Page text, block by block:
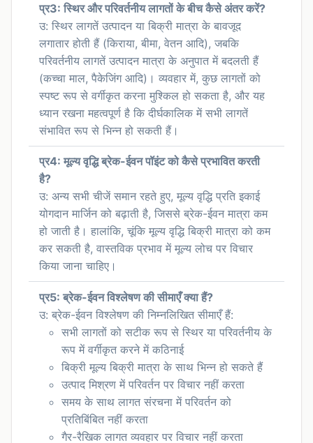
प्र3: स्थिर और परिवर्तनीय लागतों के बीच कैसे अंतर करें?
उ: स्थिर लागतें उत्पादन या बिक्री मात्रा के बावजूद
लगातार होती हैं (किराया, बीमा, वेतन आदि), जबकि
परिवर्तनीय लागतें उत्पादन मात्रा के अनुपात में बदलती हैं
(कच्चा माल, पैकेजिंग आदि)। व्यवहार में, कुछ लागतों को
स्पष्ट रूप से वर्गीकृत करना मुश्किल हो सकता है, और यह
ध्यान रखना महत्वपूर्ण है कि दीर्घकालिक में सभी लागतें
संभावित रूप से भिन्न हो सकती हैं।
प्र4: मूल्य वृद्धि ब्रेक-ईवन पॉइंट को कैसे प्रभावित करती
है?
उ: अन्य सभी चीजें समान रहते हुए, मूल्य वृद्धि प्रति इकाई
योगदान मार्जिन को बढ़ाती है, जिससे ब्रेक-ईवन मात्रा कम
हो जाती है। हालांकि, चूंकि मूल्य वृद्धि बिक्री मात्रा को कम
कर सकती है, वास्तविक प्रभाव में मूल्य लोच पर विचार
किया जाना चाहिए।
प्र5: ब्रेक-ईवन विश्लेषण की सीमाएँ क्या हैं?
उ: ब्रेक-ईवन विश्लेषण की निम्नलिखित सीमाएँ हैं:
सभी लागतों को सटीक रूप से स्थिर या परिवर्तनीय के
रूप में वर्गीकृत करने में कठिनाई
बिक्री मूल्य बिक्री मात्रा के साथ भिन्न हो सकते हैं
उत्पाद मिश्रण में परिवर्तन पर विचार नहीं करता
समय के साथ लागत संरचना में परिवर्तन को
प्रतिबिंबित नहीं करता
गैर-रैखिक लागत व्यवहार पर विचार नहीं करता